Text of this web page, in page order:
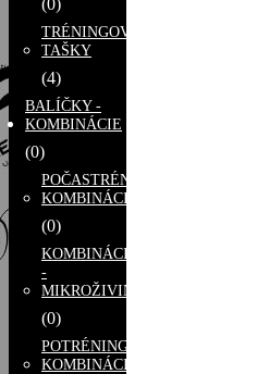
(0)
TRÉNINGOVÉ
TAŠKY
(4)
BALÍČKY -
KOMBINÁCIE
(0)
POČASTRÉNINGOVÉ
KOMBINÁCIE
(0)
KOMBINÁCIE
-
MIKROŽIVINY
(0)
POTRÉNINGOVÉ
KOMBINÁCIE